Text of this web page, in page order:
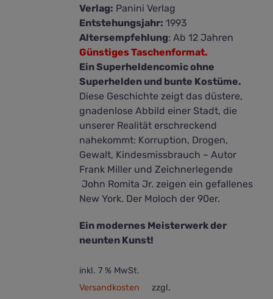
Verlag: Panini Verlag
Entstehungsjahr: 1993
Altersempfehlung: Ab 12 Jahren
Günstiges Taschenformat.
Ein Superheldencomic ohne
Superhelden und bunte Kostüme.
Diese Geschichte zeigt das düstere,
gnadenlose Abbild einer Stadt, die
unserer Realität erschreckend
nahekommt: Korruption, Drogen,
Gewalt, Kindesmissbrauch – Autor
Frank Miller und Zeichnerlegende
John Romita Jr. zeigen ein gefallenes
New York. Der Moloch der 90er.
Ein modernes Meisterwerk der
neunten Kunst!
inkl. 7 % MwSt.
zzgl.
Versandkosten